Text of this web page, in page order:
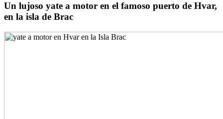
Un lujoso yate a motor en el famoso puerto de Hvar,
en la isla de Brac